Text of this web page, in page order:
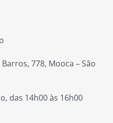
778, Mooca – São
das 14h00 às 16h00